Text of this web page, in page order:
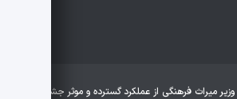
میراث فرهنگی از عملکرد گسترده و موثر جشنواره